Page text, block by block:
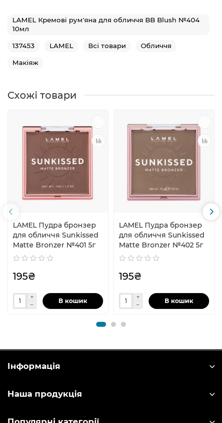
LAMEL Кремові рум'яна для обличчя BB Blush №404
10мл
137453 LAMEL Всі товари Обличчя
Макіяж
Схожі товари
LAMEL Пудра бронзер
для обличчя Sunkissed
Matte Bronzer №401 5г
195₴
В кошик
LAMEL Пудра бронзер
для обличчя Sunkissed
Matte Bronzer №402 5г
195₴
В кошик
Інформація
Наша продукція